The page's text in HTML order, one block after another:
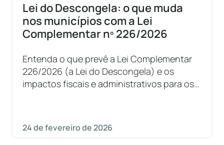
Lei do Descongela: o que muda
nos municípios com a Lei
Complementar nº 226/2026
Entenda o que prevê a Lei Complementar
226/2026 (a Lei do Descongela) e os
impactos fiscais e administrativos para os
24 de fevereiro de 2026